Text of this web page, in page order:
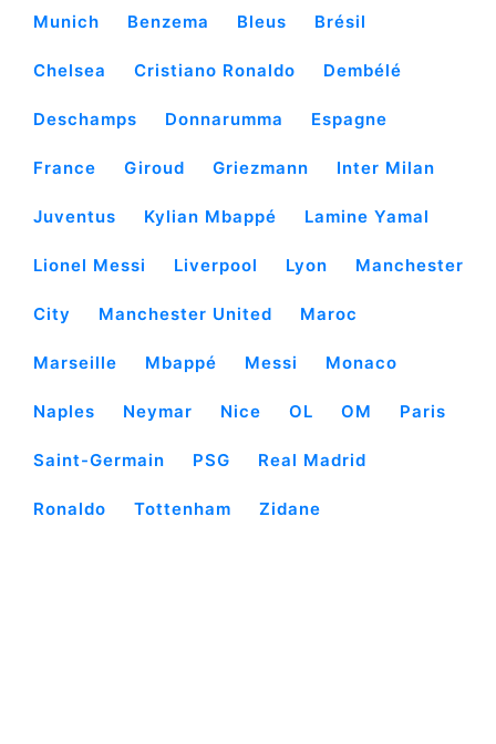
Munich Benzema Bleus Brésil
Chelsea Cristiano Ronaldo Dembélé
Deschamps Donnarumma Espagne
France Giroud Griezmann Inter Milan
Juventus Kylian Mbappé Lamine Yamal
Lionel Messi Liverpool Lyon Manchester
City Manchester United Maroc
Marseille Mbappé Messi Monaco
Naples Neymar Nice OL OM Paris
Saint-Germain PSG Real Madrid
Ronaldo Tottenham Zidane